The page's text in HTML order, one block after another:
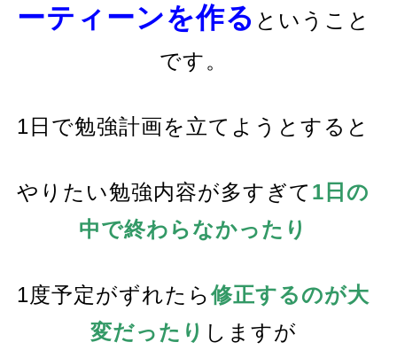
ーティーンを作る ということ
です。
1日で勉強計画を立てようとすると
やりたい勉強内容が多すぎて 1日の
中で終わらなかったり
1度予定がずれたら修正するのが大
変だったり しますが